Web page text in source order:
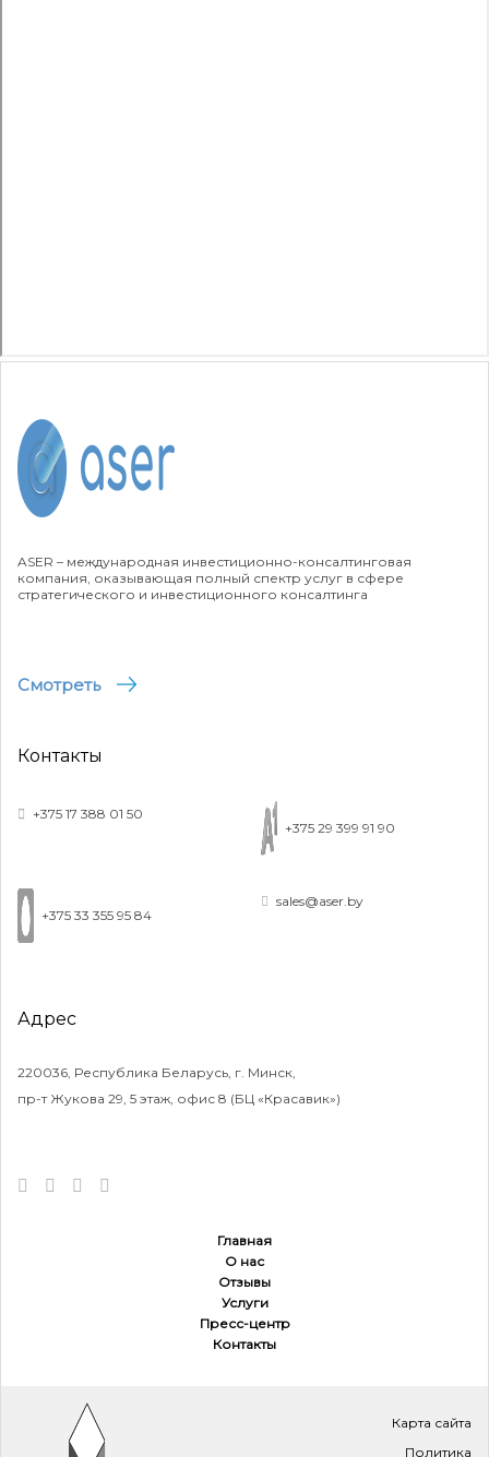
ASER – международная инвестиционно-консалтинговая
компания, оказывающая полный спектр услуг в сфере
стратегического и инвестиционного консалтинга
Смотреть
Контакты
+375 17 388 01 50
+375 29 399 91 90
+375 33 355 95 84
sales@aser.by
Адрес
220036, Республика Беларусь, г. Минск,
пр-т Жукова 29, 5 этаж, офис 8 (БЦ «Красавик»)
Главная
О нас
Отзывы
Услуги
Пресс-центр
Контакты
Карта сайта
Политика